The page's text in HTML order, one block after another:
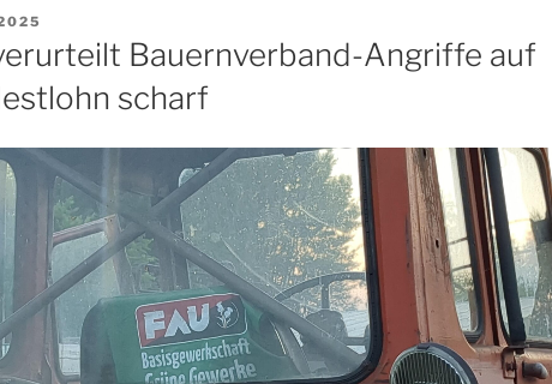
Bauernverband-Angriffe auf
scharf